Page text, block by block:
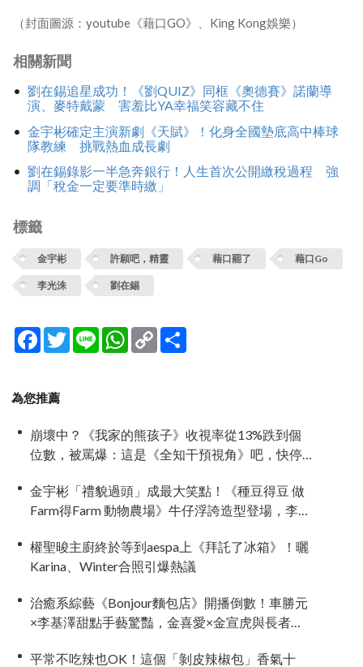
（封面圖源：youtube《藉口GO》、King Kong娛樂）
相關新聞
劉在錫追星成功！《劉QUIZ》同框《奧德賽》諾蘭導
演、麥特戴蒙 害羞比YA幸福笑容藏不住
金宇彬確定主演新劇《天賦》！化身全國墊底高中棒球
隊教練 挑戰熱血成長劇
劉在錫錄影一半急奔銀行！人生首次公開繳稅過程 強
調「稅金一定要準時繳」
標籤
金宇彬 許願吧，精靈 藉口罷了 藉口Go
李光洙 劉在錫
Facebook
TwitterLine WhatsApp
Copy
Link
為您推薦
崩壞中？《我家的熊孩子》收視率從13%跌到個
位數，被罵爆：這是《全知干預視角》吧，快停
金宇彬「禮貌過頭」成最大笑點！《種豆得豆 做
Farm得Farm 動物農場》牛仔浮誇造型登場，李光
權聖晙主廚終於等到aespa上《拜託了冰箱》！曬
Karina、Winter合照引爆熱議
治癒系綜藝《Bonjour麵包店》開播倒數！車勝元
×李基澤甜點手藝驚豔，金喜愛×金宣虎與長者互
平常不吃辣也OK！這個「剝皮辣椒包」香氣十